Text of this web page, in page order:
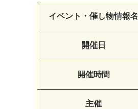
イベント・催し物情報名
開催日
開催時間
主催